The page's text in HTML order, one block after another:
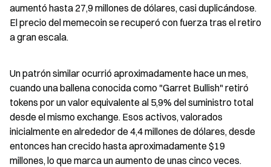
aumentó hasta 27,9 millones de dólares, casi duplicándose.
El precio del memecoin se recuperó con fuerza tras el retiro
a gran escala.
Un patrón similar ocurrió aproximadamente hace un mes,
cuando una ballena conocida como "Garret Bullish" retiró
tokens por un valor equivalente al 5,9% del suministro total
desde el mismo exchange. Esos activos, valorados
inicialmente en alrededor de 4,4 millones de dólares, desde
entonces han crecido hasta aproximadamente $19
millones, lo que marca un aumento de unas cinco veces.